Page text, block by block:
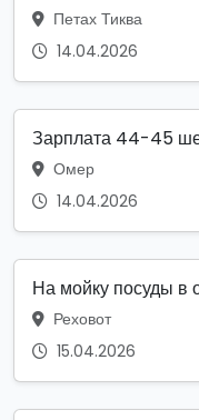
Петах Тиква
14.04.2026
Зарплата 44-45
Омер
14.04.2026
На мойку посуды
Реховот
15.04.2026